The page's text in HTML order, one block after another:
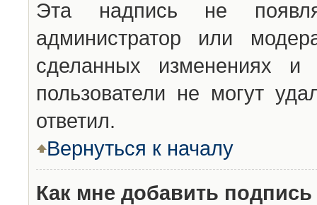
Эта надпись не
администратор или
сделанных изменениях
пользователи не могут
ответил.
Вернуться к началу
Как мне добавить